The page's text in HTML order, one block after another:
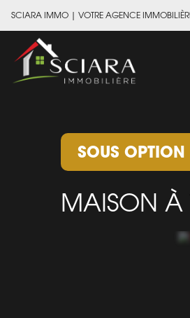
SCIARA IMMO | VOTRE AGENCE
SOUS OPTION
MAISON À